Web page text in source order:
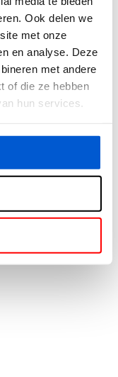
Ook delen we
met onze
en analyse. Deze
met andere
of die ze hebben
hun services.
has occurred while
consolefor more